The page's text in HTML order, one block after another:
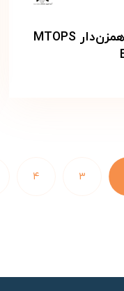
شوف بالن همزن‌دار MTOPS
۳ ۴